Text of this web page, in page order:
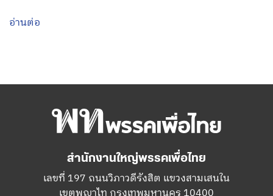
อ่านต่อ
สำนักงานใหญ่พรรคเพื่อไทย
เลขที่ 197 ถนนวิภาวดีรังสิต แขวงสามเสนใน